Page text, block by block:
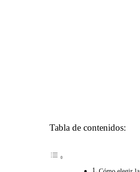
Tabla de contenidos: